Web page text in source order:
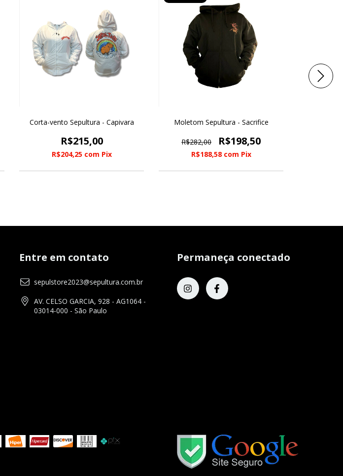
Corta-vento Sepultura - Capivara
R$215,00
R$204,25 com Pix
Moletom Sepultura - Sacrifice
R$282,00 R$198,50
R$188,58 com Pix
Entre em contato
sepulstore2023@sepultura.com.br
AV. CELSO GARCIA, 928 - AG1064 -
03014-000 - São Paulo
Permaneça conectado